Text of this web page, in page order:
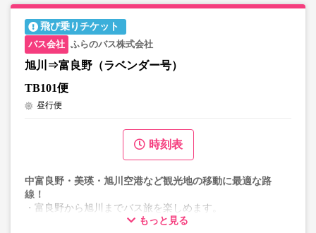
飛び乗りチケット
ふらのバス株式会社
旭川⇒富良野（ラベンダー号）
TB101便
昼行便
時刻表
中富良野・美瑛・旭川空港など観光地の移動に最適な路
線！
・富良野から旭川までバス旅を楽しめます。
※乗車の際は必ず整理券をお取り下さい
もっと見る